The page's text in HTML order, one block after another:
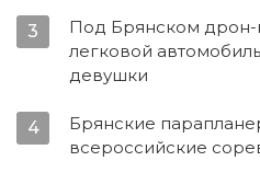
3
Под Брянском дрон-
легковой
девушки
4
Брянские
всероссийские